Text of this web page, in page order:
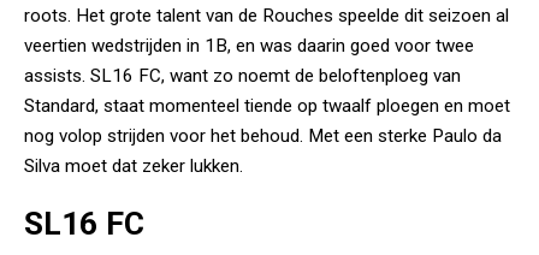
roots. Het grote talent van de Rouches speelde dit seizoen al
veertien wedstrijden in 1B, en was daarin goed voor twee
assists. SL16 FC, want zo noemt de beloftenploeg van
Standard, staat momenteel tiende op twaalf ploegen en moet
nog volop strijden voor het behoud. Met een sterke Paulo da
Silva moet dat zeker lukken.
SL16 FC